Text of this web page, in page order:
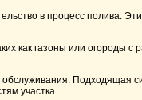
в процесс полива.
как газоны или огороды
Подходящая
участка.